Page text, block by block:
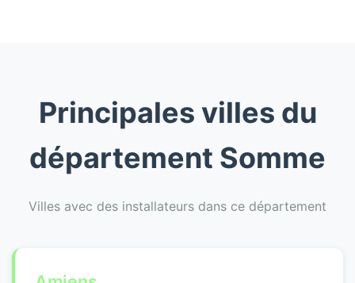
Principales villes du
département Somme
Villes avec des installateurs dans ce département